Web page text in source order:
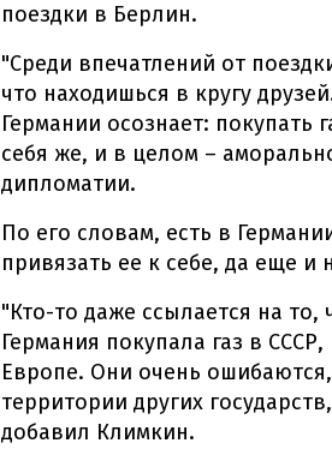
поездки в Берлин.
"Среди впечатлений от
что находишься в кругу
Германии осознает: покупать
себя же, и в целом –
дипломатии.
По его словам, есть в
привязать ее к себе, да еще и
"Кто-то даже ссылается на
Германия покупала газ в
Европе. Они очень
территории других
добавил Климкин.